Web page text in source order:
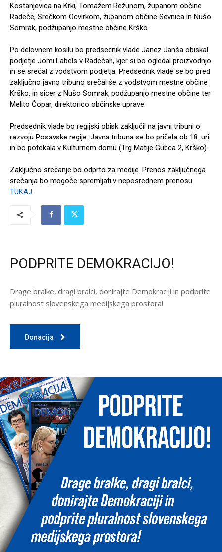
Kostanjevica na Krki, Tomažem Režunom, županom občine
Radeče, Srečkom Ocvirkom, županom občine Sevnica in Nušo
Somrak, podžupanjo mestne občine Krško.
Po delovnem kosilu bo predsednik vlade Janez Janša obiskal
podjetje Jomi Labels v Radečah, kjer si bo ogledal proizvodnjo
in se srečal z vodstvom podjetja. Predsednik vlade se bo pred
zaključno javno tribuno srečal še z vodstvom mestne občine
Krško, in sicer z Nušo Somrak, podžupanjo mestne občine ter
Melito Čopar, direktorico občinske uprave.
Predsednik vlade bo regijski obisk zaključil na javni tribuni o
razvoju Posavske regije. Javna tribuna se bo pričela ob 18. uri
in bo potekala v Kulturnem domu (Trg Matije Gubca 2, Krško).
Zaključno srečanje bo odprto za medije. Prenos zaključnega
srečanja bo mogoče spremljati v neposrednem prenosu
TUKAJ
PODPRITE DEMOKRACIJO!
Drage bralke, dragi bralci, donirajte Demokraciji in podprite
pluralnost slovenskega medijskega prostora!
Donacija